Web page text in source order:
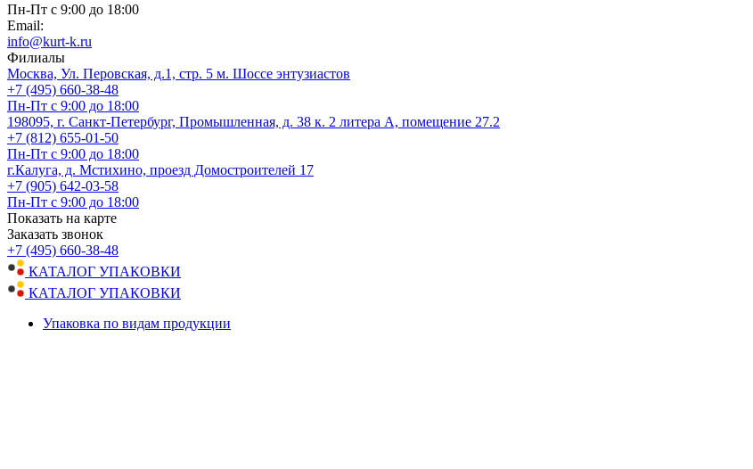
Пн-Пт с 9:00 до 18:00
Email:
info@kurt-k.ru
Филиалы
Москва, Ул. Перовская, д.1, стр. 5 м. Шоссе энтузиастов
+7 (495) 660-38-48
Пн-Пт с 9:00 до 18:00
198095, г. Санкт-Петербург, Промышленная, д. 38 к. 2 литера А, помещение 27.2
+7 (812) 655-01-50
Пн-Пт с 9:00 до 18:00
г.Калуга, д. Мстихино, проезд Домостроителей 17
+7 (905) 642-03-58
Пн-Пт с 9:00 до 18:00
Показать на карте
Заказать звонок
+7 (495) 660-38-48
КАТАЛОГ УПАКОВКИ
КАТАЛОГ УПАКОВКИ
Упаковка по видам продукции